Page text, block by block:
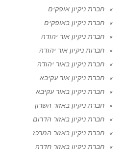
חברת ניקיון אופקים
חברת ניקיון באופקים
חברת ניקיון אור יהודה
חברות ניקיון אור יהודה
חברת ניקיון באור יהודה
חברת ניקיון אור עקיבא
חברת ניקיון באור עקיבא
חברת ניקיון באזור השרון
חברת ניקיון באזור הדרום
חברת ניקיון באזור המרכז
חברת ניקיון באזור חדרה